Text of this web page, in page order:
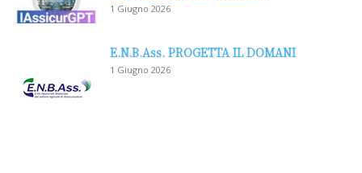
1 Giugno 2026
E.N.B.Ass. PROGETTA IL DOMANI
1 Giugno 2026